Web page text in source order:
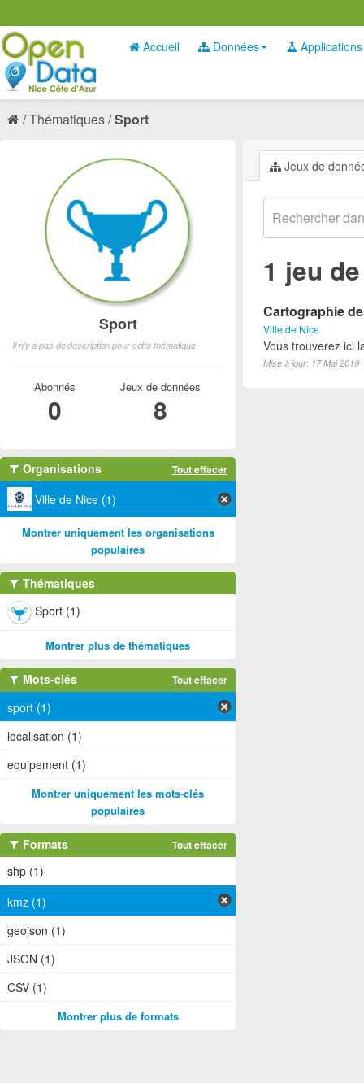
Accueil Données Applications
Thématiques Sport
Jeux de
1 jeu
Cartographie
Ville de Nice
Vous trouverez ici
Mise à jour: 17 Mai 2019
Sport
Il n'y a pas de description pour cette thématique
Abonnés
0
Jeux de données
8
Organisations Tout effacer
Ville de Nice (1)
Montrer uniquement les organisations
populaires
Thématiques
Sport (1)
Montrer plus de thématiques
Mots-clés Tout effacer
sport (1)
localisation (1)
equipement (1)
Montrer uniquement les mots-clés
populaires
Formats Tout effacer
shp (1)
kmz (1)
geojson (1)
JSON (1)
CSV (1)
Montrer plus de formats